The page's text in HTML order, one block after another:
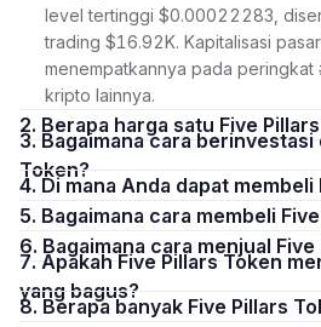
level tertinggi $0.00022283,
trading $16.92K. Kapitalisasi
menempatkannya pada
kripto lainnya.
2. Berapa harga satu Five
3. Bagaimana cara berinvestasi dalam Five Pillars
Token?
4. Di mana Anda dapat
5. Bagaimana cara membeli
6. Bagaimana cara menjual
7. Apakah Five Pillars Token merupakan investasi
yang bagus?
8. Berapa banyak Five Pillars